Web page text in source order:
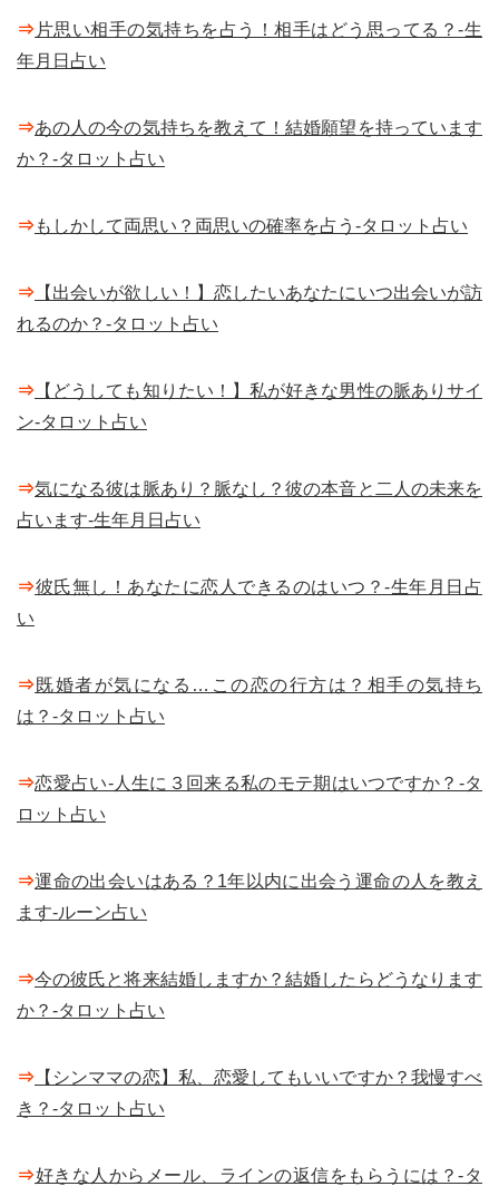
⇒ 片思い相手の気持ちを占う！相手はどう思ってる？-生
年月日占い
⇒あの人の今の気持ちを教えて！結婚願望を持っています
か？-タロット占い
⇒もしかして両思い？両思いの確率を占う-タロット占い
⇒ 【出会いが欲しい！】恋したいあなたにいつ出会いが訪
れるのか？-タロット占い
⇒ 【どうしても知りたい！】私が好きな男性の脈ありサイ
ン-タロット占い
⇒気になる彼は脈あり？脈なし？彼の本音と二人の未来を
占います-生年月日占い
⇒彼氏無し！あなたに恋人できるのはいつ？-生年月日占
い
⇒既婚者が気になる…この恋の行方は？相手の気持ち
は？-タロット占い
⇒恋愛占い-人生に３回来る私のモテ期はいつですか？-タ
ロット占い
⇒運命の出会いはある？1年以内に出会う運命の人を教え
ます-ルーン占い
⇒今の彼氏と将来結婚しますか？結婚したらどうなります
か？-タロット占い
⇒ 【シンママの恋】私、恋愛してもいいですか？我慢すべ
き？-タロット占い
⇒好きな人からメール、ラインの返信をもらうには？-タ